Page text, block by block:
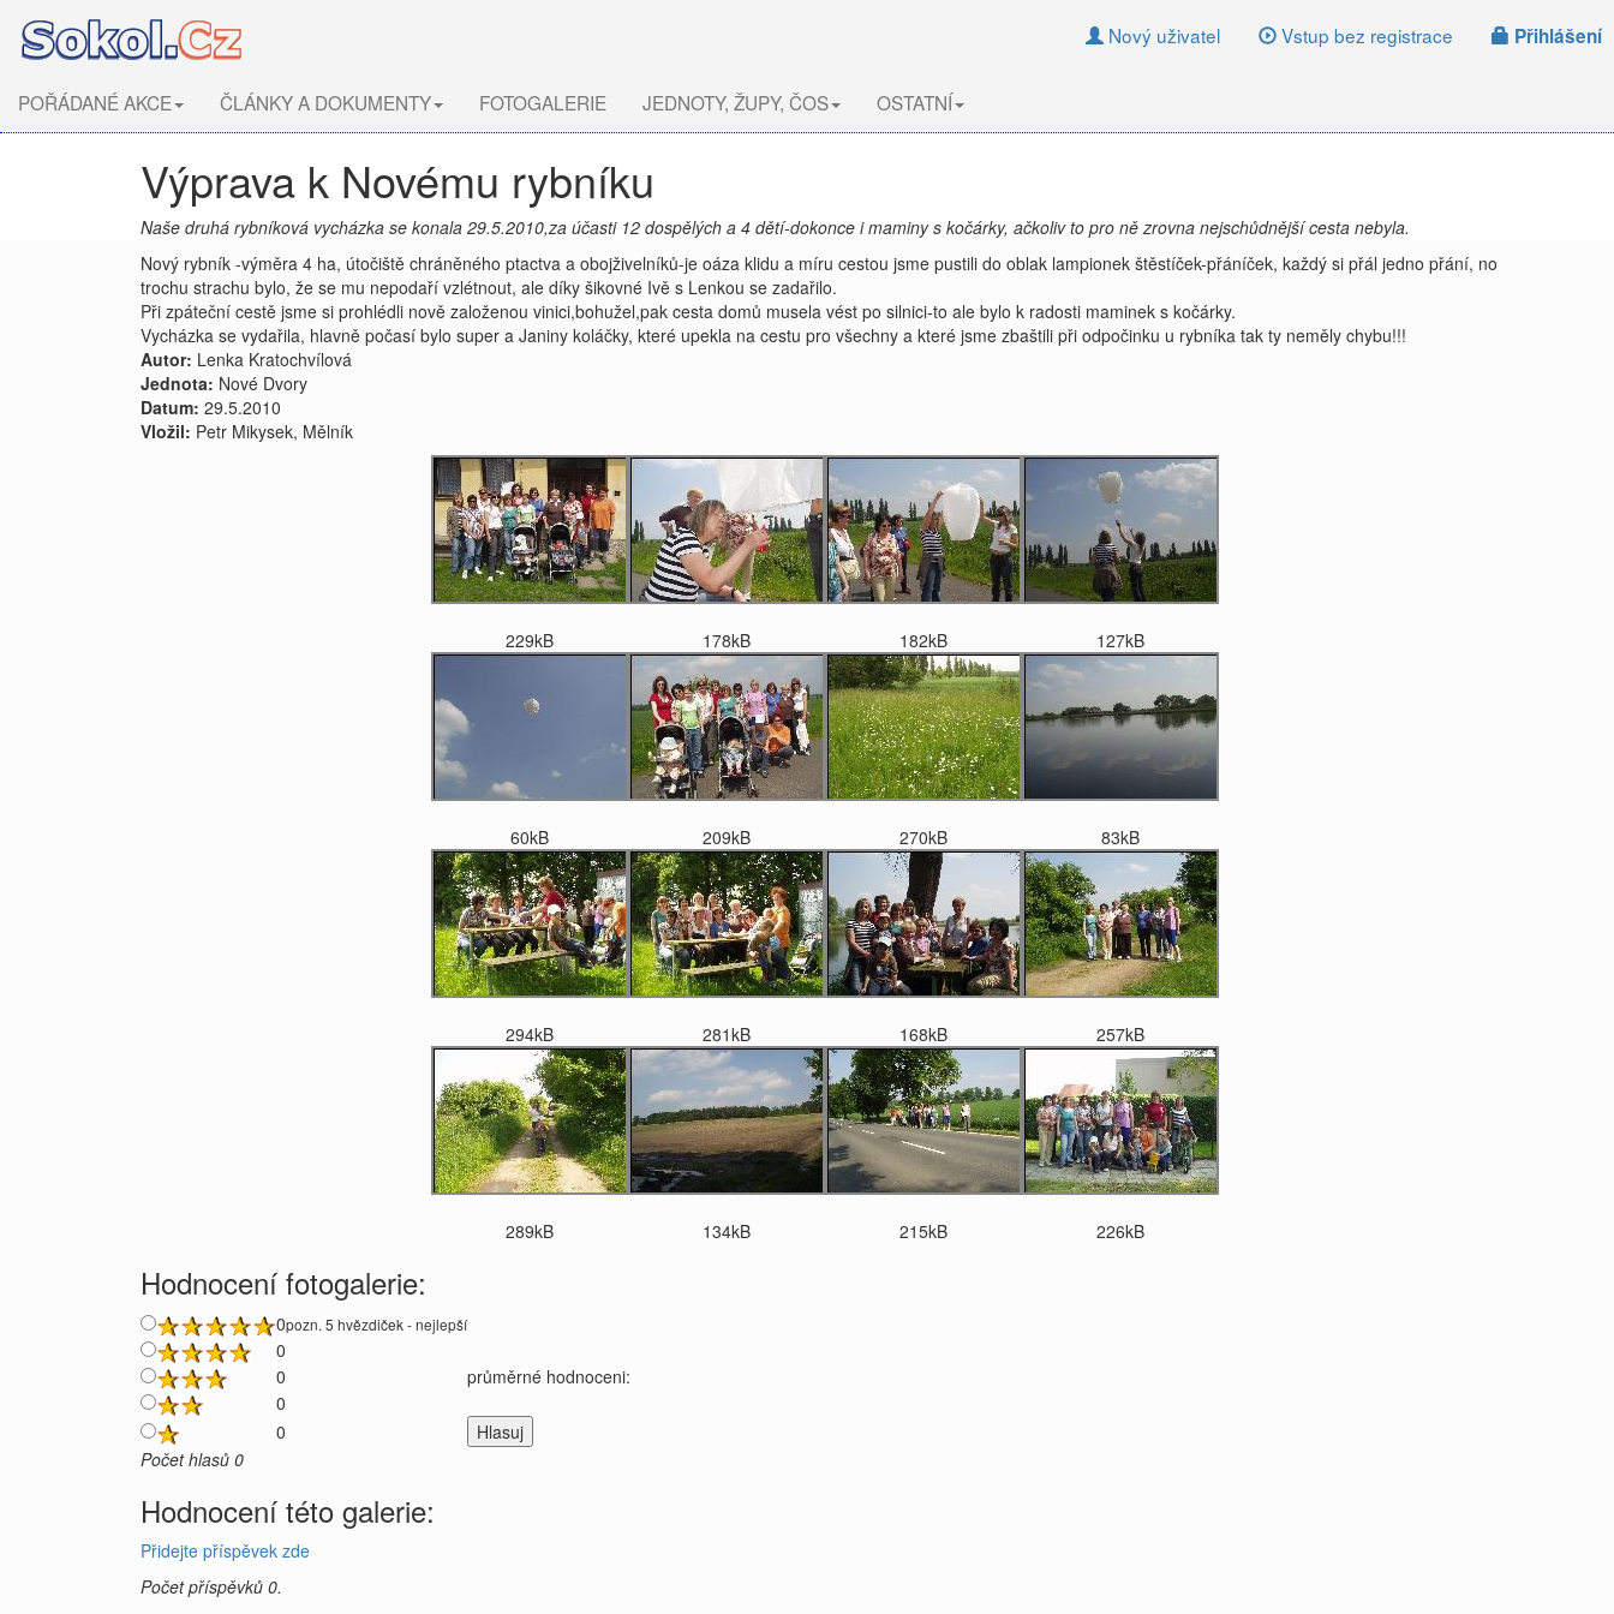
Nový uživatel Vstup bez registrace Přihlášení
POŘÁDANÉ AKCE ČLÁNKY A DOKUMENTY FOTOGALERIE JEDNOTY, ŽUPY, ČOS OSTATNÍ
Výprava k Novému rybníku
Naše druhá rybníková vycházka se konala 29.5.2010,za účasti 12 dospělých a 4 dětí-dokonce i maminy s kočárky, ačkoliv to pro ně zrovna nejschůdnější cesta nebyla.
Nový rybník -výměra 4 ha, útočiště chráněného ptactva a obojživelníků-je oáza klidu a míru cestou jsme pustili do oblak lampionek štěstíček-přáníček, každý si přál jedno přání, no
trochu strachu bylo, že se mu nepodaří vzlétnout, ale díky šikovné Ivě s Lenkou se zadařilo.
Při zpáteční cestě jsme si prohlédli nově založenou vinici,bohužel,pak cesta domů musela vést po silnici-to ale bylo k radosti maminek s kočárky.
Vycházka se vydařila, hlavně počasí bylo super a Janiny koláčky, které upekla na cestu pro všechny a které jsme zbaštili při odpočinku u rybníka tak ty neměly chybu!!!
Autor: Lenka Kratochvílová
Jednota: Nové Dvory
Datum: 29.5.2010
Vložil: Petr Mikysek, Mělník
229kB 178kB 182kB 127kB
60kB 209kB 270kB 83kB
294kB 281kB 168kB 257kB
289kB 134kB 215kB 226kB
Hodnocení fotogalerie:
0pozn. 5 hvězdiček - nejlepší
0
0
průměrné hodnoceni:
0
0
Počet hlasů 0
Hodnocení této galerie:
Přidejte příspěvek zde
Počet příspěvků 0.